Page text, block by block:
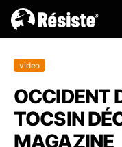
video
OCCIDENT
TOCSIN
MAGAZINE